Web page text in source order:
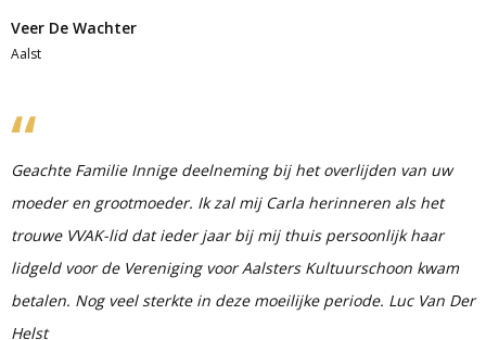
Veer De Wachter
Aalst
Geachte Familie Innige deelneming bij het overlijden van uw
moeder en grootmoeder. Ik zal mij Carla herinneren als het
trouwe VVAK-lid dat ieder jaar bij mij thuis persoonlijk haar
lidgeld voor de Vereniging voor Aalsters Kultuurschoon kwam
betalen. Nog veel sterkte in deze moeilijke periode. Luc Van Der
Helst